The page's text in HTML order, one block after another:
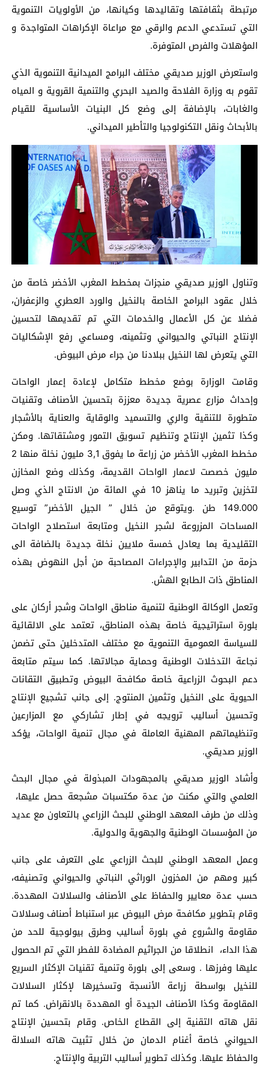
مرتبطة بثقافتها وتقاليدها وكيانها، من الأولويات التنموية
التي تستدعي الدعم والرقي مع مراعاة الإكراهات المتواجدة و
المؤهلات والفرص المتوفرة.
واستعرض الوزير صديقي مختلف البرامج الميدانية التنموية الذي
تقوم به وزارة الفلاحة والصيد البحري والتنمية القروية و المياه
والغابات، بالإضافة إلى وضع كل البنيات الأساسية للقيام
بالأبحاث ونقل التكنولوجيا والتأطير الميداني.
وتناول الوزير صديقي منجزات بمخطط المغرب الأخضر خاصة من
خلال عقود البرامج الخاصة بالنخيل والورد العطري والزعفران،
فضلا عن كل الأعمال والخدمات التي تم تقديمها لتحسين
الإنتاج النباتي والحيواني وتثمينه، ومساعي رفع الإشكاليات
التي يتعرض لها النخيل ببلادنا من جراء مرض البيوض.
وقامت الوزارة بوضع مخطط متكامل لإعادة إعمار الواحات
وإحداث مزارع عصرية جديدة معززة بتحسين الأصناف وتقنيات
متطورة للتنقية والري والتسميد والوقاية والعناية بالأشجار
وكذا تثمين الإنتاج وتنظيم تسويق التمور ومشتقاتها. ومكن
مخطط المغرب الأخضر من زراعة ما يفوق 3,1 مليون نخلة منها 2
مليون خصصت لاعمار الواحات القديمة، وكذلك وضع المخازن
لتخزين وتبريد ما يناهز 10 في المائة من الانتاج الذي وصل
149.000 طن .ويتوقع من خلال ” الجيل الأخضر” توسيع
المساحات المزروعة لشجر النخيل ومتابعة استصلاح الواحات
التقليدية بما يعادل خمسة ملايين نخلة جديدة بالضافة الى
حزمة من التدابير والإجراءات المصاحبة من أجل النهوض بهذه
المناطق ذات الطابع الهش.
وتعمل الوكالة الوطنية لتنمية مناطق الواحات وشجر أركان على
بلورة استراتيجية خاصة بهذه المناطق، تعتمد على الالقائية
للسياسة العمومية التنموية مع مختلف المتدخلين حتى تضمن
نجاعة التدخلات الوطنية وحماية مجالاتها. كما سيتم متابعة
دعم البحوث الزراعية خاصة مكافحة البيوض وتطبيق التقانات
الحيوية على النخيل وتثمين المنتوج. إلى جانب تشجيع الإنتاج
وتحسين أساليب ترويجه في إطار تشاركي مع المزارعين
وتنظيماتهم المهنية العاملة في مجال تنمية الواحات، يؤكد
الوزير صديقي.
وأشاد الوزير صديقي بالمجهودات المبذولة في مجال البحث
العلمي والتي مكنت من عدة مكتسبات مشجعة حصل عليها،
وذلك من طرف المعهد الوطني للبحث الزراعي بالتعاون مع عديد
من المؤسسات الوطنية والجهوية والدولية.
وعمل المعهد الوطني للبحث الزراعي على التعرف على جانب
كبير ومهم من المخزون الوراثي النباتي والحيواني وتصنيفه،
حسب عدة معايير والحفاظ على الأصناف والسلالات المهددة.
وقام بتطوير مكافحة مرض البيوض عبر استنباط أصناف وسلالات
مقاومة والشروع في بلورة أساليب وطرق بيولوجية للحد من
هذا الداء، انطلاقا من الجراثيم المضادة للفطر التي تم الحصول
عليها وفرزها . وسعى إلى بلورة وتنمية تقنيات الإكثار السريع
للنخيل بواسطة زراعة الأنسجة وتسخيرها لإكثار السلالات
المقاومة وكذا الأصناف الجيدة أو المهددة بالانقراض. كما تم
نقل هاته التقنية إلى القطاع الخاص. وقام بتحسين الإنتاج
الحيواني خاصة أغنام الدمان من خلال تثبيت هاته السلالة
والحفاظ عليها. وكذلك تطوير أساليب التربية والإنتاج.